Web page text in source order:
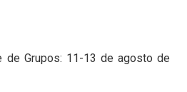
de Grupos: 11-13 de agosto de